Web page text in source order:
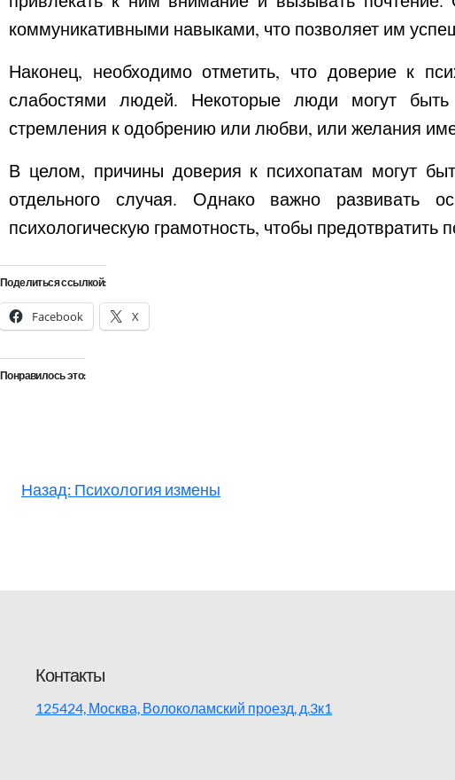
коммуникативными навыками, что позволяет им
Наконец, необходимо отметить, что доверие к
слабостями людей. Некоторые люди могут
стремления к одобрению или любви, или желания
В целом, причины доверия к психопатам могут
отдельного случая. Однако важно развивать
психологическую грамотность, чтобы
Поделиться ссылкой:
Facebook X
Понравилось это:
Назад: Психология измены
Контакты
125424, Москва, Волоколамский проезд, д.3к1